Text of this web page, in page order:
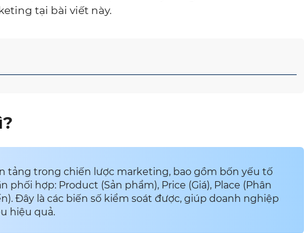
tại bài viết này.
tảng trong chiến lược marketing, bao gồm bốn yếu tố
phối hợp: Product (Sản phẩm), Price (Giá), Place (Phân
Đây là các biến số kiểm soát được, giúp doanh nghiệp
hiệu quả.